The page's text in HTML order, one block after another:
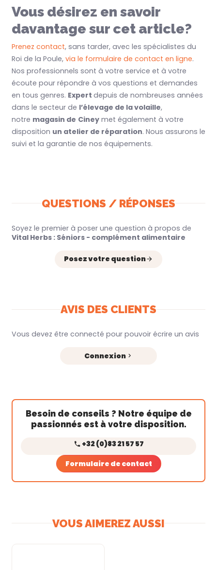
Vous désirez en savoir
davantage sur cet article?
Prenez contact, sans tarder, avec les spécialistes du
Roi de la Poule, via le formulaire de contact en ligne.
Nos professionnels sont à votre service et à votre
écoute pour répondre à vos questions et demandes
en tous genres. Expert depuis de nombreuses années
dans le secteur de l’élevage de la volaille,
notre magasin de Ciney met également à votre
disposition un atelier de réparation. Nous assurons le
suivi et la garantie de nos équipements.
QUESTIONS / RÉPONSES
Soyez le premier à poser une question à propos de
Vital Herbs : Séniors - complément alimentaire
Posez votre question
AVIS DES CLIENTS
Vous devez être connecté pour pouvoir écrire un avis
Connexion
Besoin de conseils ? Notre équipe de
passionnés est à votre disposition.
+32 (0)83 21 57 57
Formulaire de contact
VOUS AIMEREZ AUSSI